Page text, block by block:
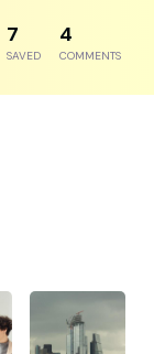
8
SAVED
5
COMMENTS